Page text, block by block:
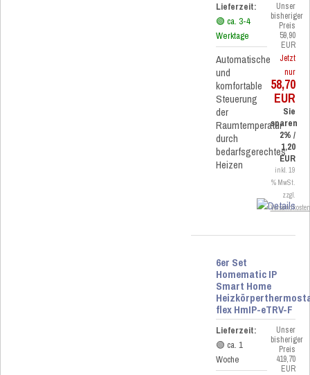
Lieferzeit:
🟢 ca. 3-4
Werktage
Automatische
und
komfortable
Steuerung
der
Raumtemperatur
durch
bedarfsgerechtes
Heizen
Unser
bisheriger
Preis
59,90
EUR
Jetzt
nur
58,70
EUR
Sie
sparen
2% /
1,20
EUR
inkl. 19
% MwSt.
zzgl.
Versandkosten
6er Set
Homematic IP
Smart Home
flex HmIP-eTRV-F
Lieferzeit:
🟢 ca. 1
Woche
Unser
bisheriger
Preis
419,70
EUR